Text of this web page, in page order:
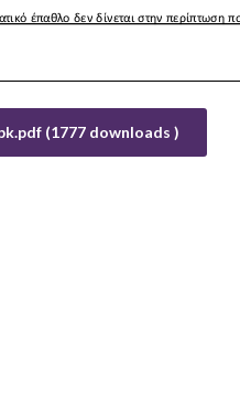
(1777 downloads )